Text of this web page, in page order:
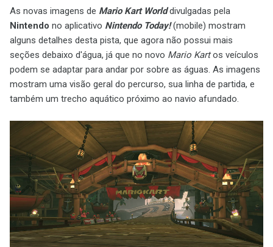
As novas imagens de Mario Kart Worlddivulgadas pela
Nintendo no aplicativo Nintendo Today!(mobile) mostram
alguns detalhes desta pista, que agora não possui mais
seções debaixo d'água, já que no novo Mario Kartos veículos
podem se adaptar para andar por sobre as águas. As imagens
mostram uma visão geral do percurso, sua linha de partida, e
também um trecho aquático próximo ao navio afundado.